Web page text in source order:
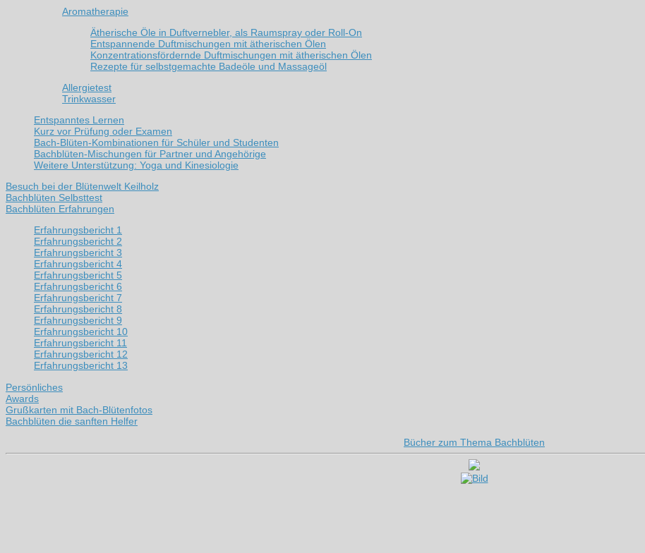
Aromatherapie
Ätherische Öle in Duftvernebler, als Raumspray oder Roll-On
Entspannende Duftmischungen mit ätherischen Ölen
Konzentrationsfördernde Duftmischungen mit ätherischen Ölen
Rezepte für selbstgemachte Badeöle und Massageöl
Allergietest
Trinkwasser
Entspanntes Lernen
Kurz vor Prüfung oder Examen
Bach-Blüten-Kombinationen für Schüler und Studenten
Bachblüten-Mischungen für Partner und Angehörige
Weitere Unterstützung: Yoga und Kinesiologie
Besuch bei der Blütenwelt Keilholz
Bachblüten Selbsttest
Bachblüten Erfahrungen
Erfahrungsbericht 1
Erfahrungsbericht 2
Erfahrungsbericht 3
Erfahrungsbericht 4
Erfahrungsbericht 5
Erfahrungsbericht 6
Erfahrungsbericht 7
Erfahrungsbericht 8
Erfahrungsbericht 9
Erfahrungsbericht 10
Erfahrungsbericht 11
Erfahrungsbericht 12
Erfahrungsbericht 13
Persönliches
Awards
Grußkarten mit Bach-Blütenfotos
Bachblüten die sanften Helfer
Bücher zum Thema Bachblüten